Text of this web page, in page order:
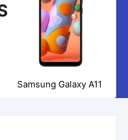
Samsung Galaxy A11